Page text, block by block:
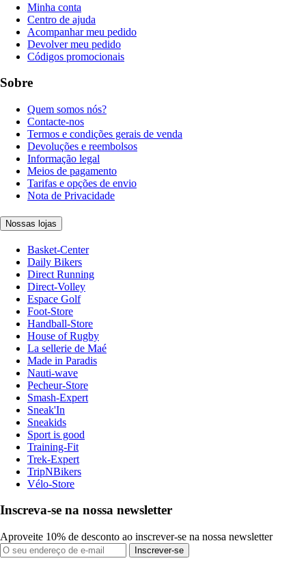
Minha conta
Centro de ajuda
Acompanhar meu pedido
Devolver meu pedido
Códigos promocionais
Sobre
Quem somos nós?
Contacte-nos
Termos e condições gerais de venda
Devoluções e reembolsos
Informação legal
Meios de pagamento
Tarifas e opções de envio
Nota de Privacidade
Nossas lojas
Basket-Center
Daily Bikers
Direct Running
Direct-Volley
Espace Golf
Foot-Store
Handball-Store
House of Rugby
La sellerie de Maé
Made in Paradis
Nauti-wave
Pecheur-Store
Smash-Expert
Sneak'In
Sneakids
Sport is good
Training-Fit
Trek-Expert
TripNBikers
Vélo-Store
Inscreva-se na nossa newsletter
Aproveite 10% de desconto ao inscrever-se na nossa newsletter
Inscrever-se